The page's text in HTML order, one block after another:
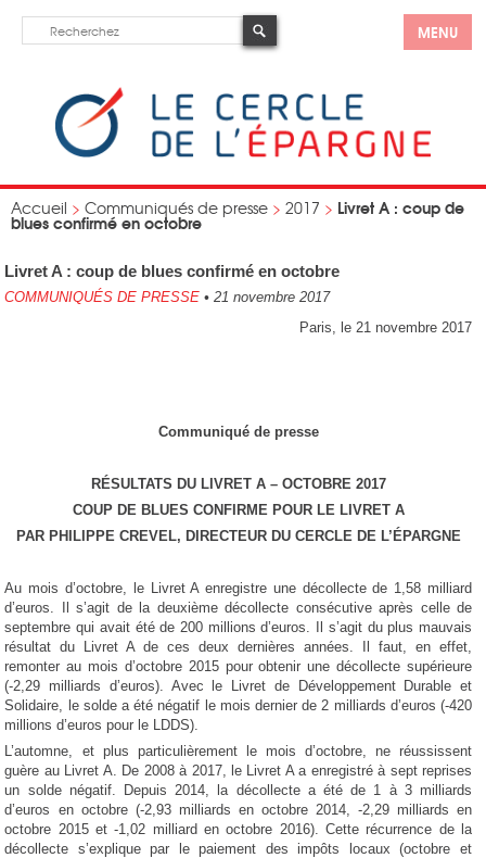
MENU
Accueil > Communiqués de presse > 2017 > Livret A : coup de
blues confirmé en octobre
Livret A : coup de blues confirmé en octobre
COMMUNIQUÉS DE PRESSE • 21 novembre 2017
Paris, le 21 novembre 2017
Communiqué de presse
RÉSULTATS DU LIVRET A – OCTOBRE 2017
COUP DE BLUES CONFIRME POUR LE LIVRET A
PAR PHILIPPE CREVEL, DIRECTEUR DU CERCLE DE L’ÉPARGNE
Au mois d’octobre, le Livret A enregistre une décollecte de 1,58 milliard
d’euros. Il s’agit de la deuxième décollecte consécutive après celle de
septembre qui avait été de 200 millions d’euros. Il s’agit du plus mauvais
résultat du Livret A de ces deux dernières années. Il faut, en effet,
remonter au mois d’octobre 2015 pour obtenir une décollecte supérieure
(-2,29 milliards d’euros). Avec le Livret de Développement Durable et
Solidaire, le solde a été négatif le mois dernier de 2 milliards d’euros (-420
millions d’euros pour le LDDS).
L’automne, et plus particulièrement le mois d’octobre, ne réussissent
guère au Livret A. De 2008 à 2017, le Livret A a enregistré à sept reprises
un solde négatif. Depuis 2014, la décollecte a été de 1 à 3 milliards
d’euros en octobre (-2,93 milliards en octobre 2014, -2,29 milliards en
octobre 2015 et -1,02 milliard en octobre 2016). Cette récurrence de la
décollecte s’explique par le paiement des impôts locaux (octobre et